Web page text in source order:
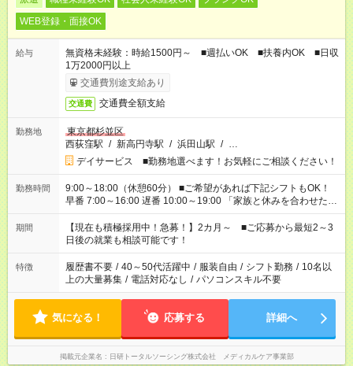
WEB登録・面接OK
給与
無資格未経験：時給1500円～ ■週払いOK ■扶養内OK ■日収
1万2000円以上
交通費別途支給あり
交通費 交通費全額支給
勤務地
東京都杉並区
西荻窪駅 / 新高円寺駅 / 浜田山駅 / …
デイサービス ■勤務地選べます！お気軽にご相談ください！
勤務時間
9:00～18:00（休憩60分） ■ご希望があれば下記シフトもOK！
早番 7:00～16:00 遅番 10:00～19:00 「家族と休みを合わせた
い」 「余裕を持って夕飯の準備がしたい」 「できれば残業はし
たくない」 など、ご希望を教えてくださいね。 ※Wワーク希望
の方へ 今ご覧のお仕事で希望する勤務時間と、もう1つのお仕事
の勤務時間。 合計で週40時間を超える場合は応募できません。
期間
【現在も積極採用中！急募！】2カ月～ ■ご応募から最短2～3
日後の就業も相談可能です！
特徴 履歴書不要 / 40～50代活躍中 / 服装自由 / シフト勤務 / 10名以
上の大量募集 / 電話対応なし / パソコンスキル不要
気になる！ 応募する 詳細へ
掲載元企業名 日研トータルソーシング株式会社 メディカルケア事業部